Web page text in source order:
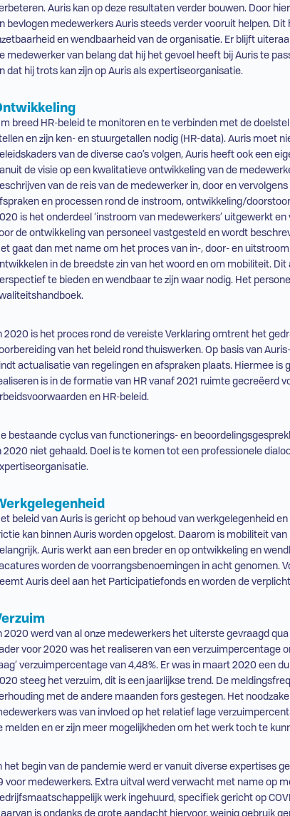
Auris kan op deze resultaten verder bouwen. Door
bevlogen medewerkers Auris steeds verder vooruit helpen.
en wendbaarheid van de organisatie. Er blijft
medewerker van belang dat hij het gevoel heeft bij Auris te
dat hij trots kan zijn op Auris als expertiseorganisatie.
breed HR-beleid te monitoren en te verbinden met de
en zijn ken- en stuurgetallen nodig ( HR-data). Auris moet
van de diverse cao’s volgen, Auris heeft ook een
de visie op een kwalitatieve ontwikkeling van de
van de reis van de medewerker in, door en
en processen rond de instroom, ontwikkeling/
is het onderdeel ‘instroom van medewerkers’ uitgewerkt
de ontwikkeling van personeel vastgesteld en wordt
gaat dan met name om het proces van in-, door- en
in de breedste zin van het woord en om mobiliteit.
te bieden en wendbaar te zijn waar nodig. Het
2020 is het proces rond de vereiste Verklaring omtrent het
van het beleid rond thuiswerken. Op basis van
actualisatie van regelingen en afspraken plaats. Hiermee is
is in de formatie van HR vanaf 2021 ruimte gecreëerd
en HR-beleid.
bestaande cyclus van functionerings- en
2020 niet gehaald. Doel is te komen tot een professionele
beleid van Auris is gericht op behoud van werkgelegenheid
kan binnen Auris worden opgelost. Daarom is mobiliteit
Auris werkt aan een breder en op ontwikkeling en
worden de voorrangsbenoemingen in acht genomen.
Auris deel aan het Participatiefonds en worden de
2020 werd van al onze medewerkers het uiterste gevraagd
voor 2020 was het realiseren van een verzuimpercentage
verzuimpercentage van 4,48%. Er was in maart 2020 een
steeg het verzuim, dit is een jaarlijkse trend. De
met de andere maanden fors gestegen. Het
was van invloed op het relatief lage
melden en er zijn meer mogelijkheden om het werk toch te
het begin van de pandemie werd er vanuit diverse expertises
voor medewerkers. Extra uitval werd verwacht met name op
werk ingehuurd, specifiek gericht op